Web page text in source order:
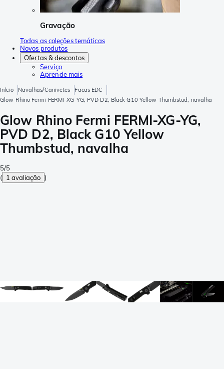
Gravação
Todas as coleções temáticas
Novos produtos
Ofertas & descontos
Serviço
Aprende mais
Início Navalhas/Canivetes
Facas EDC
Glow Rhino Fermi FERMI-XG-YG, PVD D2, Black G10 Yellow Thumbstud, navalha
Glow Rhino Fermi FERMI-XG-YG,
PVD D2, Black G10 Yellow
Thumbstud, navalha
5/5
( 1 avaliação )